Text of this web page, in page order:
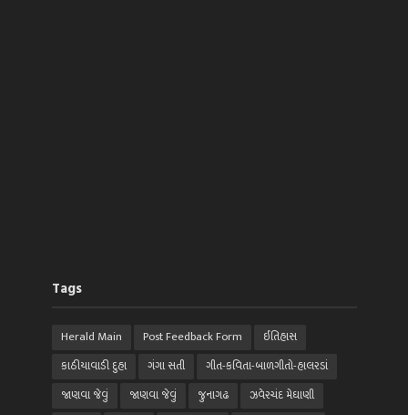
Tags
Herald Main Post Feedback Form
ઈતિહાસ
કાઠીયાવાડી દુહા
ગંગા સતી
ગીત-કવિતા-બાળગીતો-હાલરડાં
જાણવા જેવું
જાણવા જેવું જુનાગઢ ઝવેરચંદ મેઘાણી